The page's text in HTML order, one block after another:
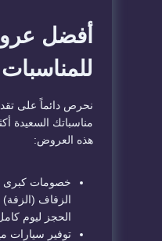
أفضل
نحرص دائماً على
مناسباتك السعيدة
هذه العروض:
خصومات كبرى
الزفاف (الزفة)
الحجز ليوم
توفير سيارات